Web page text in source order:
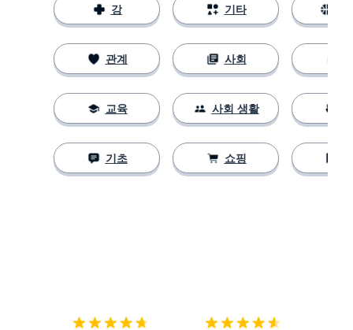
강
관계
교육
기초
기타
사회
사회 생활
쇼핑